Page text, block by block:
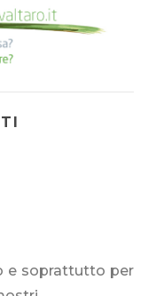
e soprattutto per